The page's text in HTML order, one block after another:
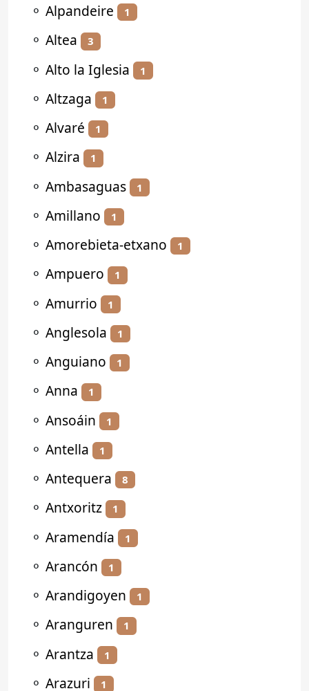
⚬ Alpandeire 1
⚬ Altea 3
⚬ Alto la Iglesia 1
⚬ Altzaga 1
⚬ Alvaré 1
⚬ Alzira 1
⚬ Ambasaguas 1
⚬ Amillano 1
⚬ Amorebieta-etxano 1
⚬ Ampuero 1
⚬ Amurrio 1
⚬ Anglesola 1
⚬ Anguiano 1
⚬ Anna 1
⚬ Ansoáin 1
⚬ Antella 1
⚬ Antequera 8
⚬ Antxoritz 1
⚬ Aramendía 1
⚬ Arancón 1
⚬ Arandigoyen 1
⚬ Aranguren 1
⚬ Arantza 1
⚬ Arazuri 1